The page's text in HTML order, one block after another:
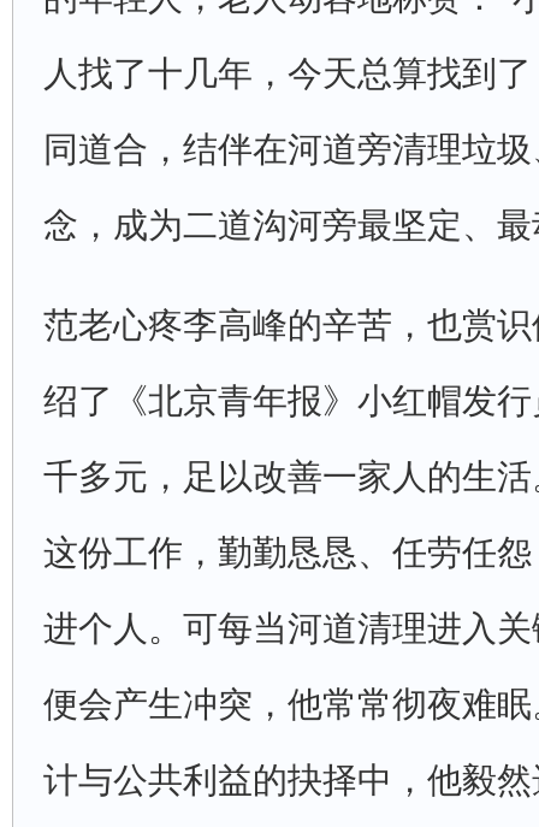
人找了十几年，今天总算找到
同道合，结伴在河道旁清理垃
念，成为二道沟河旁最坚定、
范老心疼李高峰的辛苦，也赏
绍了《北京青年报》小红帽发
千多元，足以改善一家人的生
这份工作，勤勤恳恳、任劳任
进个人。可每当河道清理进入
便会产生冲突，他常常彻夜难
计与公共利益的抉择中，他毅